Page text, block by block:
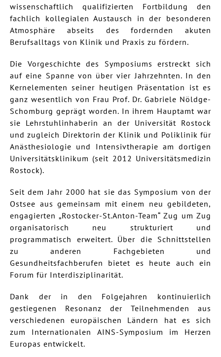
wissenschaftlich qualifizierten Fortbildung den
fachlich kollegialen Austausch in der besonderen
Atmosphäre abseits des fordernden akuten
Berufsalltags von Klinik und Praxis zu fördern.
Die Vorgeschichte des Symposiums erstreckt sich
auf eine Spanne von über vier Jahrzehnten. In den
Kernelementen seiner heutigen Präsentation ist es
ganz wesentlich von Frau Prof. Dr. Gabriele Nöldge-
Schomburg geprägt worden. In ihrem Hauptamt war
sie Lehrstuhlinhaberin an der Universität Rostock
und zugleich Direktorin der Klinik und Poliklinik für
Anästhesiologie und Intensivtherapie am dortigen
Universitätsklinikum (seit 2012 Universitätsmedizin
Rostock).
Seit dem Jahr 2000 hat sie das Symposium von der
Ostsee aus gemeinsam mit einem neu gebildeten,
engagierten „Rostocker-St.Anton-Team“ Zug um Zug
organisatorisch neu strukturiert und
programmatisch erweitert. Über die Schnittstellen
zu anderen Fachgebieten und
Gesundheitsfachberufen bietet es heute auch ein
Forum für Interdisziplinarität.
Dank der in den Folgejahren kontinuierlich
gestiegenen Resonanz der Teilnehmenden aus
verschiedenen europäischen Ländern hat es sich
zum Internationalen AINS-Symposium im Herzen
Europas entwickelt.